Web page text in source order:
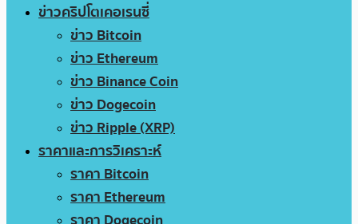
ข่าวคริปโตเคอเรนซี่
ข่าว Bitcoin
ข่าว Ethereum
ข่าว Binance Coin
ข่าว Dogecoin
ข่าว Ripple (XRP)
ราคาและการวิเคราะห์
ราคา Bitcoin
ราคา Ethereum